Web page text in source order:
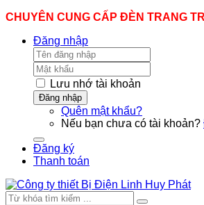
CHUYÊN CUNG CẤP ĐÈN TRANG
Đăng nhập
Lưu nhớ tài khoản
Đăng nhập
Quên mật khẩu?
Nếu bạn chưa có tài khoản?
Đăng ký
Thanh toán